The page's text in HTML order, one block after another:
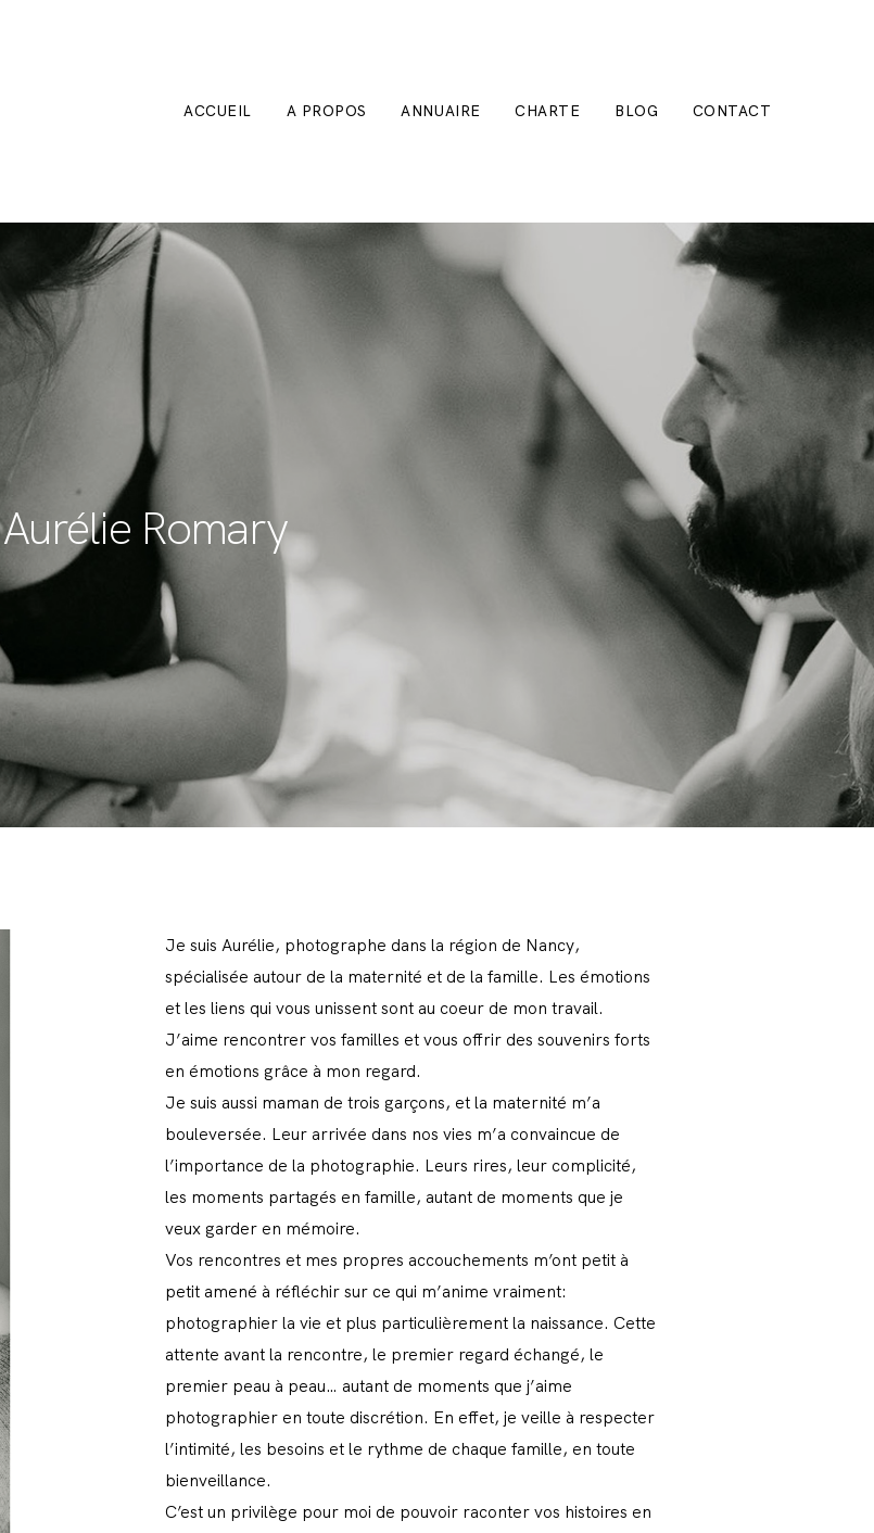
ACCUEIL A PROPOS ANNUAIRE CHARTE BLOG CONTACT
Aurélie Romary
Je suis Aurélie, photographe dans la région de Nancy,
spécialisée autour de la maternité et de la famille. Les émotions
et les liens qui vous unissent sont au coeur de mon travail.
J’aime rencontrer vos familles et vous offrir des souvenirs forts
en émotions grâce à mon regard.
Je suis aussi maman de trois garçons, et la maternité m’a
bouleversée. Leur arrivée dans nos vies m’a convaincue de
l’importance de la photographie. Leurs rires, leur complicité,
les moments partagés en famille, autant de moments que je
veux garder en mémoire.
Vos rencontres et mes propres accouchements m’ont petit à
petit amené à réfléchir sur ce qui m’anime vraiment:
photographier la vie et plus particulièrement la naissance. Cette
attente avant la rencontre, le premier regard échangé, le
premier peau à peau… autant de moments que j’aime
photographier en toute discrétion. En effet, je veille à respecter
l’intimité, les besoins et le rythme de chaque famille, en toute
bienveillance.
C’est un privilège pour moi de pouvoir raconter vos histoires en